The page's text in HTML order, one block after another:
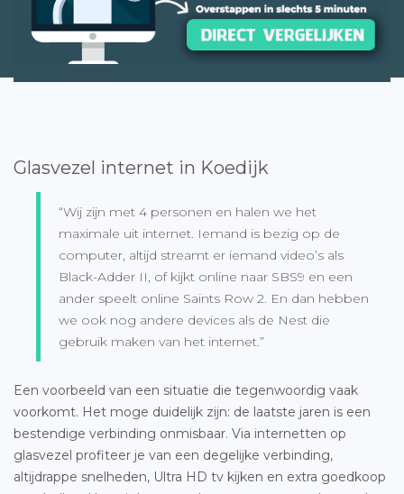
Glasvezel internet in Koedijk
“Wij zijn met 4 personen en halen we het
maximale uit internet. Iemand is bezig op de
computer, altijd streamt er iemand video’s als
Black-Adder II, of kijkt online naar SBS9 en een
ander speelt online Saints Row 2. En dan hebben
we ook nog andere devices als de Nest die
gebruik maken van het internet.”
Een voorbeeld van een situatie die tegenwoordig vaak
voorkomt. Het moge duidelijk zijn: de laatste jaren is een
bestendige verbinding onmisbaar. Via internetten op
glasvezel profiteer je van een degelijke verbinding,
altijdrappe snelheden, Ultra HD tv kijken en extra goedkoop